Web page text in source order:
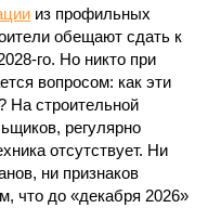
из профильных
обещают сдать к
го. Но никто при
вопросом: как эти
На строительной
регулярно
отсутствует. Ни
ни признаков
что до «декабря 2026»